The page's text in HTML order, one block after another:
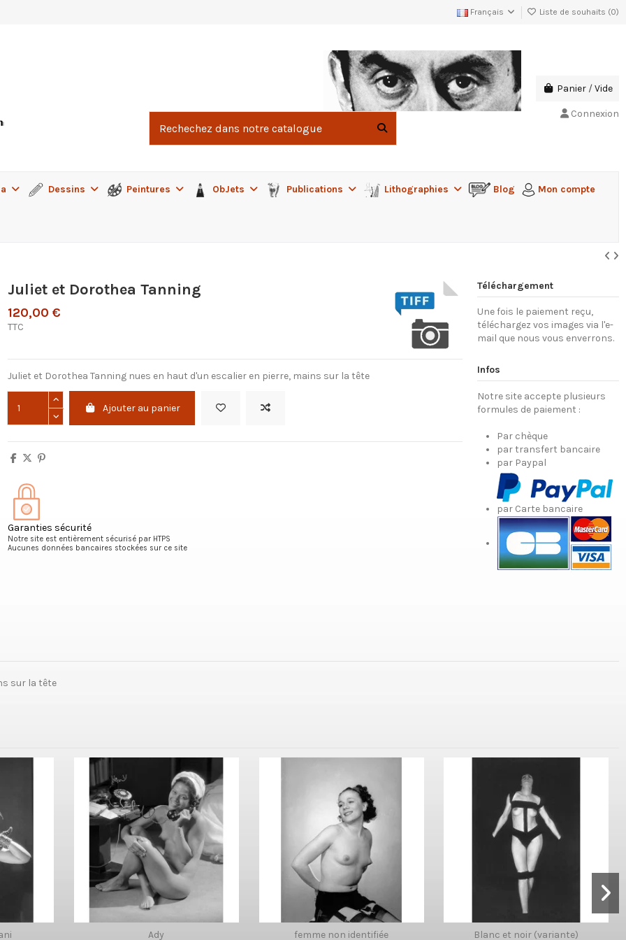
Français Liste de souhaits (0)
Panier /Vide
Connexion
Dessins Peintures ObJets Publications Lithographies Blog Mon compte
Juliet et Dorothea Tanning
120,00 €
TTC
Juliet et Dorothea Tanning nues en haut d'un escalier en pierre, mains sur la tête
Ajouter au panier
Garanties sécurité
Notre site est entièrement sécurisé par HTPS
Aucunes données bancaires stockées sur ce site
Téléchargement
Une fois le paiement reçu,
téléchargez vos images via l'e-
mail que nous vous enverrons.
Infos
Notre site accepte plusieurs
formules de paiement :
Par chèque
par transfert bancaire
par Paypal
par Carte bancaire
sur la tête
Ady femme non identifiée Blanc et noir (variante)